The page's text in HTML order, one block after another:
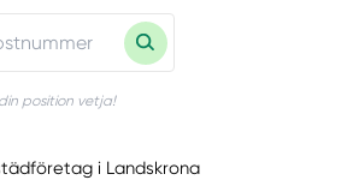
position vetja!
i Landskrona